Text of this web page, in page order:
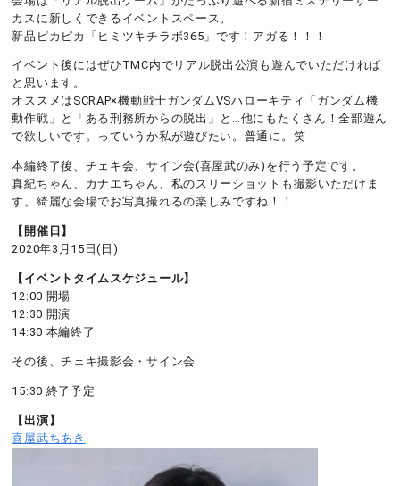
カスに新しくできるイベントスペース。
新品ピカピカ「ヒミツキチラボ365」です！アガる！！！
イベント後にはぜひTMC内でリアル脱出公演も遊んでいただければ
と思います。
オススメはSCRAP×機動戦士ガンダムVSハローキティ「ガンダム機
動作戦」と「ある刑務所からの脱出」と…他にもたくさん！全部遊ん
で欲しいです。っていうか私が遊びたい。普通に。笑
本編終了後、チェキ会、サイン会(喜屋武のみ)を行う予定です。
真紀ちゃん、カナエちゃん、私のスリーショットも撮影いただけま
す。綺麗な会場でお写真撮れるの楽しみですね！！
【開催日】
2020年3月15日(日)
【イベントタイムスケジュール】
12:00 開場
12:30 開演
14:30 本編終了
その後、チェキ撮影会・サイン会
15:30 終了予定
【出演】
喜屋武ちあき